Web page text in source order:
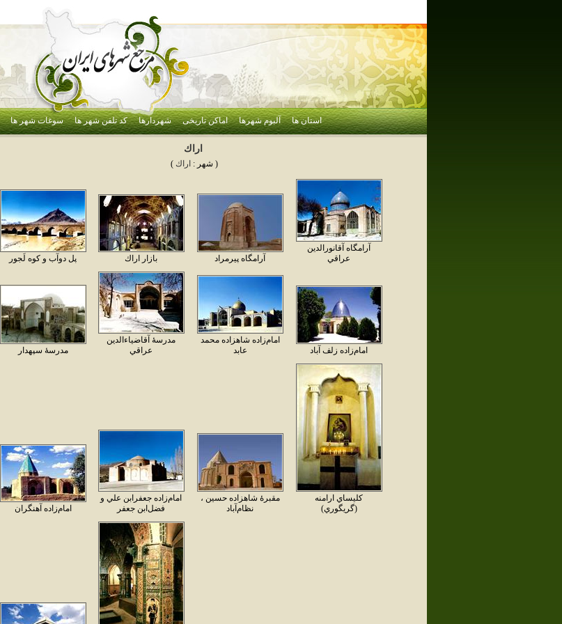
استان ها آلبوم شهرها اماکن تاریخی شهردارها کد تلفن شهر ها سوغات شهر ها
اراك
( شهر : اراك )
پل دوآب و كوه لَجور بازار اراك آرامگاه پيرمراد
آرامگاه آقانورالدين
عراقي
مدرسهٔ سپهدار
مدرسهٔ آقاضياءالدين
عراقي
امام‌زاده شاهزاده محمد
عابد
امام‌زاده زلف آباد
امام‌زاده آهنگران
امام‌زاده جعفرابن علي و
فضل‌ابن جعفر
مقبرهٔ شاهزاده حسين ،
نظام‌آباد
كليساي ارامنه
(گريگوري)